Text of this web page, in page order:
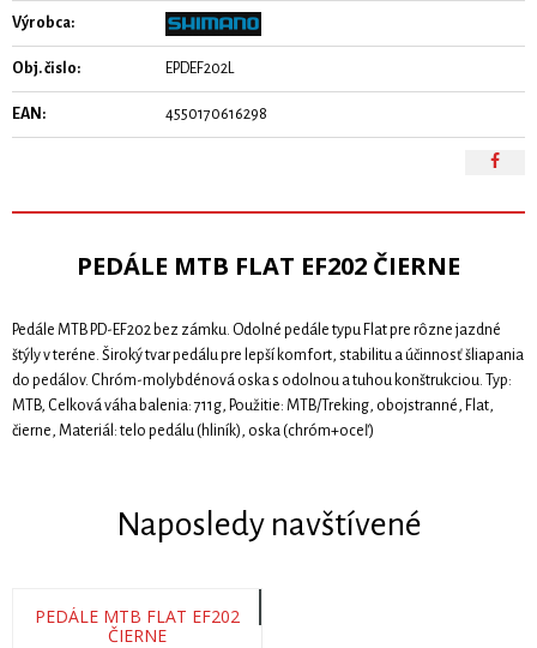
Výrobca:
Obj. čislo: EPDEF202L
EAN: 4550170616298
PEDÁLE MTB FLAT EF202 ČIERNE
Pedále MTB PD-EF202 bez zámku. Odolné pedále typu Flat pre rôzne jazdné
štýly v teréne. Široký tvar pedálu pre lepší komfort, stabilitu a účinnosť šliapania
do pedálov. Chróm-molybdénová oska s odolnou a tuhou konštrukciou. Typ:
MTB, Celková váha balenia: 711g, Použitie: MTB/Treking, obojstranné, Flat,
čierne, Materiál: telo pedálu (hliník), oska (chróm+oceľ)
Naposledy navštívené
PEDÁLE MTB FLAT EF202
ČIERNE